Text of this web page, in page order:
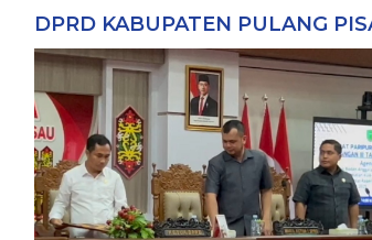
DPRD KABUPATEN PULANG